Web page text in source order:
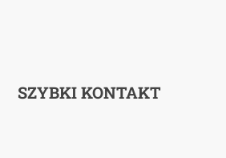
SZYBKI KONTAKT